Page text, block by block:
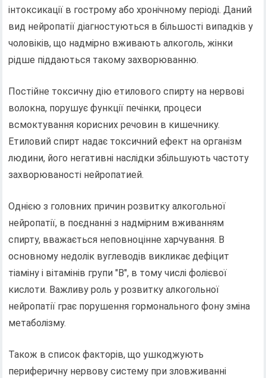
інтоксикації в гострому або хронічному періоді. Даний
вид нейропатії діагностуються в більшості випадків у
чоловіків, що надмірно вживають алкоголь, жінки
рідше піддаються такому захворюванню.
Постійне токсичну дію етилового спирту на нервові
волокна, порушує функції печінки, процеси
всмоктування корисних речовин в кишечнику.
Етиловий спирт надає токсичний ефект на організм
людини, його негативні наслідки збільшують частоту
захворюваності нейропатией.
Однією з головних причин розвитку алкогольної
нейропатії, в поєднанні з надмірним вживанням
спирту, вважається неповноцінне харчування. В
основному недолік вуглеводів викликає дефіцит
тіаміну і вітамінів групи "В", в тому числі фолієвої
кислоти. Важливу роль у розвитку алкогольної
нейропатії грає порушення гормонального фону зміна
метаболізму.
Також в список факторів, що ушкоджують
периферичну нервову систему при зловживанні